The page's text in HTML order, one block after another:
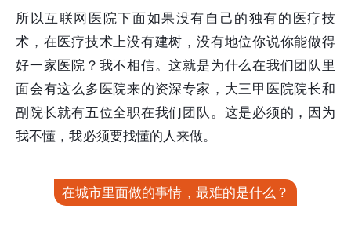
所以互联网医院下面如果没有自己的独有的医疗技
术，在医疗技术上没有建树，没有地位你说你能做得
好一家医院？我不相信。这就是为什么在我们团队里
面会有这么多医院来的资深专家，大三甲医院院长和
副院长就有五位全职在我们团队。这是必须的，因为
我不懂，我必须要找懂的人来做。
在城市里面做的事情，最难的是什么？